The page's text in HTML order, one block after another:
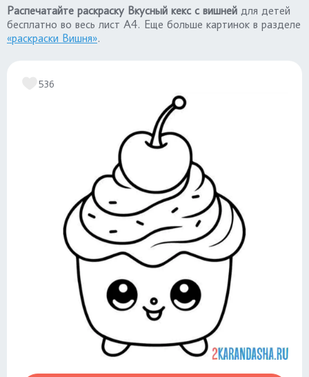
Распечатайте раскраску Вкусный кекс с вишней для детей
бесплатно во весь лист А4. Еще больше картинок в разделе
«раскраски Вишня».
536